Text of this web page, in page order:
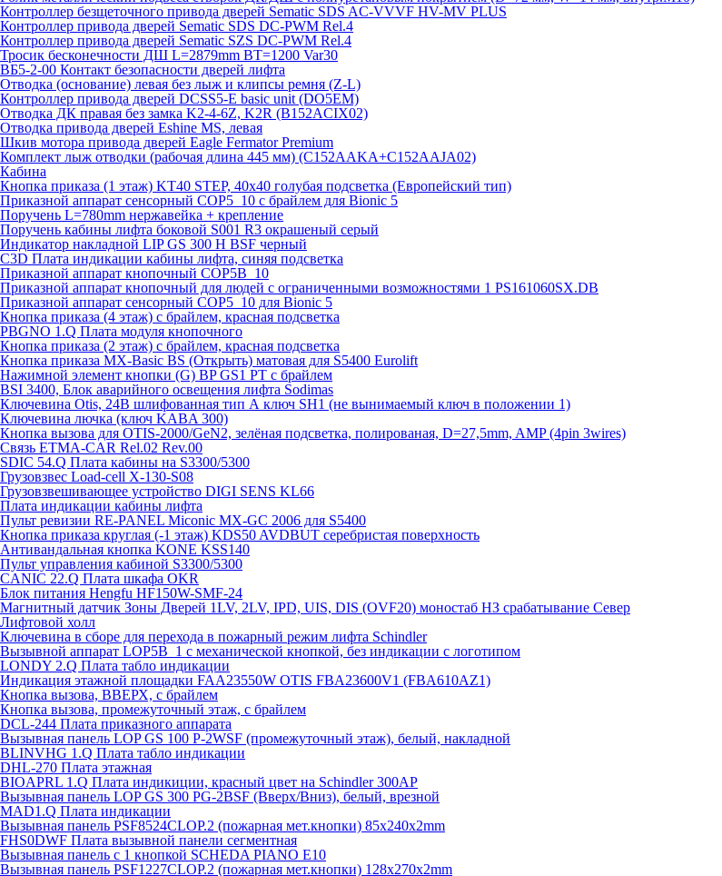
Контроллер безщеточного привода дверей Sematiс SDS AC-VVVF HV-MV PLUS
Контроллер привода дверей Sematic SDS DC-PWM Rel.4
Контроллер привода дверей Sematic SZS DC-PWM Rel.4
Тросик бесконечности ДШ L=2879mm BT=1200 Var30
ВБ5-2-00 Контакт безопасности дверей лифта
Отводка (основание) левая без лыж и клипсы ремня (Z-L)
Контроллер привода дверей DCSS5-E basic unit (DO5EM)
Отводка ДК правая без замка K2-4-6Z, K2R (B152ACIX02)
Отводка привода дверей Eshine MS, левая
Шкив мотора привода дверей Eagle Fermator Premium
Комплект лыж отводки (рабочая длина 445 мм) (C152AAKA+C152AAJA02)
Кабина
Кнопка приказа (1 этаж) KT40 STEP, 40х40 голубая подсветка (Европейский тип)
Приказной аппарат сенсорный COP5_10 с брайлем для Bionic 5
Поручень L=780mm нержавейка + крепление
Поручень кабины лифта боковой S001 R3 окрашеный серый
Индикатор накладной LIP GS 300 H BSF черный
C3D Плата индикации кабины лифта, синяя подсветка
Приказной аппарат кнопочный COP5B_10
Приказной аппарат кнопочный для людей с ограниченными возможностями 1 PS161060SX.DB
Приказной аппарат сенсорный COP5_10 для Bionic 5
Кнопка приказа (4 этаж) с брайлем, красная подсветка
PBGNO 1.Q Плата модуля кнопочного
Кнопка приказа (2 этаж) с брайлем, красная подсветка
Кнопка приказа MX-Basic BS (Открыть) матовая для S5400 Eurolift
Нажимной элемент кнопки (G) BP GS1 PT с брайлем
BSI 3400, Блок аварийного освещения лифта Sodimas
Ключевина Otis, 24В шлифованная тип А ключ SH1 (не вынимаемый ключ в положении 1)
Ключевина лючка (ключ KABA 300)
Кнопка вызова для OTIS-2000/GeN2, зелёная подсветка, полированая, D=27,5mm, AMP (4pin 3wires)
Связь ETMA-CAR Rel.02 Rev.00
SDIC 54.Q Плата кабины на S3300/5300
Грузовзвес Load-cell X-130-S08
Грузовзвешивающее устройство DIGI SENS KL66
Плата индикации кабины лифта
Пульт ревизии RE-PANEL Miconic MX-GC 2006 для S5400
Кнопка приказа круглая (-1 этаж) KDS50 AVDBUT серебристая поверхность
Антивандальная кнопка KONE KSS140
Пульт управления кабиной S3300/5300
CANIC 22.Q Плата шкафа OKR
Блок питания Hengfu HF150W-SMF-24
Магнитный датчик Зоны Дверей 1LV, 2LV, IPD, UIS, DIS (OVF20) моностаб НЗ срабатывание Cевер
Лифтовой холл
Ключевина в сборе для перехода в пожарный режим лифта Schindler
Вызывной аппарат LOP5B_1 с механической кнопкой, без индикации с логотипом
LONDY 2.Q Плата табло индикации
Индикация этажной площадки FAA23550W OTIS FBA23600V1 (FBA610AZ1)
Кнопка вызова, ВВЕРХ, с брайлем
Кнопка вызова, промежуточный этаж, с брайлем
DCL-244 Плата приказного аппарата
Вызывная панель LOP GS 100 P-2WSF (промежуточный этаж), белый, накладной
BLINVHG 1.Q Плата табло индикации
DHL-270 Плата этажная
BIOAPRL 1.Q Плата индикиции, красный цвет на Schindler 300AP
Вызывная панель LOP GS 300 PG-2BSF (Вверх/Вниз), белый, врезной
MAD1.Q Плата индикации
Вызывная панель PSF8524CLOP.2 (пожарная мет.кнопки) 85х240х2mm
FHS0DWF Плата вызывной панели сегментная
Вызывная панель с 1 кнопкой SCHEDA PIANO E10
Вызывная панель PSF1227CLOP.2 (пожарная мет.кнопки) 128х270х2mm